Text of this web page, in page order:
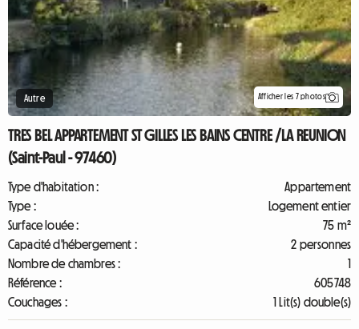
Autre Afficher les 7 photos
TRES BEL APPARTEMENT ST GILLES LES BAINS CENTRE /LA REUNION
(Saint-Paul - 97460)
Type d'habitation :
Appartement
Type :
Logement entier
Surface louée :
75 m²
Capacité d'hébergement :
2 personnes
Nombre de chambres :
1
Référence :
605748
Couchages :
1 Lit(s) double(s)